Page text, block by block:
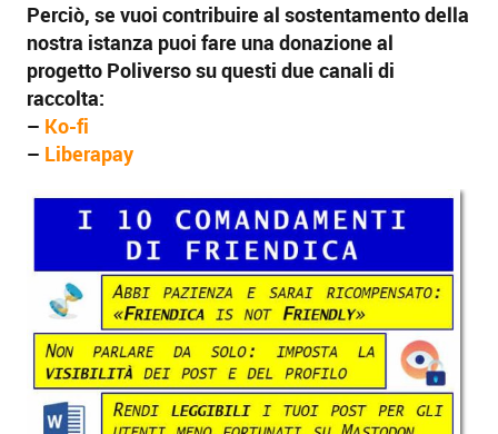
Perciò, se vuoi contribuire al sostentamento della
nostra istanza puoi fare una donazione al
progetto Poliverso su questi due canali di
raccolta:
– Ko-fi
– Liberapay